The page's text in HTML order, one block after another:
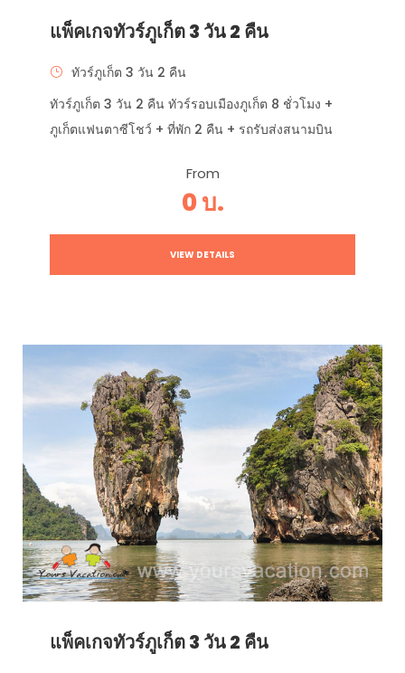
แพ็คเกจทัวร์ภูเก็ต 3 วัน 2 คืน
ทัวร์ภูเก็ต 3 วัน 2 คืน
ทัวร์ภูเก็ต 3 วัน 2 คืน ทัวร์รอบเมืองภูเก็ต 8 ชั่วโมง +
ภูเก็ตแฟนตาซีโชว์ + ที่พัก 2 คืน + รถรับส่งสนามบิน
From
0 บ.
VIEW DETAILS
แพ็คเกจทัวร์ภูเก็ต 3 วัน 2 คืน